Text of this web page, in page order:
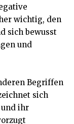
wichtig, den
sich bewusst
und
Begriffen
sich
ihr